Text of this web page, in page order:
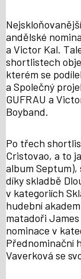
andělské
a Victor Kal.
shortlistech
kterém se
a Společný
GUFRAU a
Boyband.
Po třech
Cristovao, a to
album Septum),
díky skladbě
v kategoriích
hudební
matadoři
nominace v
Přednominační
Vaverková se